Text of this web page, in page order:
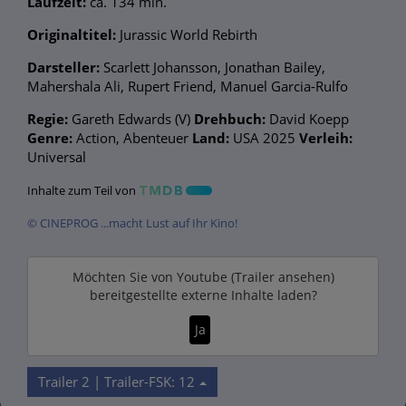
Originaltitel: Jurassic World Rebirth
Darsteller: Scarlett Johansson, Jonathan Bailey,
Mahershala Ali, Rupert Friend, Manuel Garcia-Rulfo
Regie: Gareth Edwards (V) Drehbuch: David Koepp
Genre: Action, Abenteuer Land: USA 2025 Verleih:
Universal
Inhalte zum Teil von
© CINEPROG ...macht Lust auf Ihr Kino!
Möchten Sie von Youtube (Trailer ansehen)
bereitgestellte externe Inhalte laden?
Ja
Trailer 2 | Trailer-FSK: 12